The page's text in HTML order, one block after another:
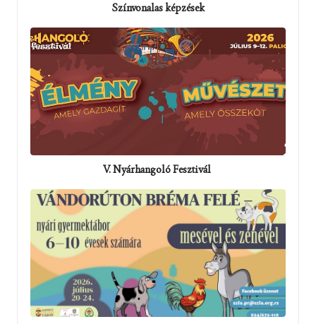
Színvonalas képzések
V. Nyárhangoló Fesztivál